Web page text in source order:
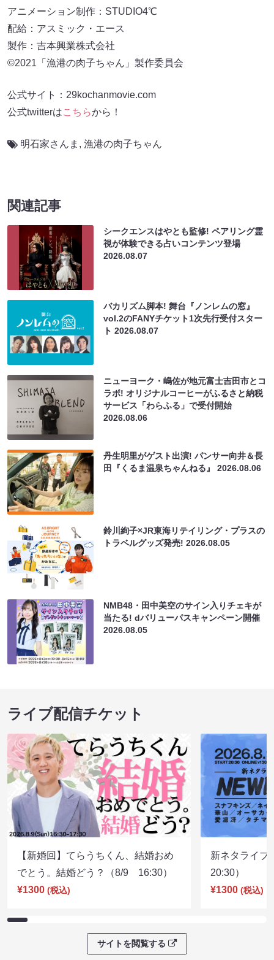
アニメーション制作：STUDIO4℃
配給：アスミック・エース
製作：吉本興業株式会社
©2021「漁港の肉子ちゃん」製作委員会
公式サイト：29kochanmovie.com
公式twitterはこちらから！
明石家さんま , 漁港の肉子ちゃん
関連記事
シークエンスはやとも監修! ペアリング霊
視が体験できる占いコンテンツ登場
2026.08.07
バカリズム脚本! 舞台『ノンレムの窓』
vol.2のFANYチケット1次先行受付スター
ト2026.08.07
ニューヨーク・嶋佐が地元富士吉田市とコ
ラボ! オリジナルコーヒーがふるさと納税
サービス「わらふる」で受付開始
2026.08.06
丹生明里がゲスト出演! パンサー向井＆長
田『くるま温泉ちゃんねる』2026.08.06
鈴川絢子×JR東海リテイリング・プラスの
トラベルグッズ発売!2026.08.05
NMB48・田中美空のサイン入りチェキが
当たる! dバリューパスキャンペーン開催
2026.08.05
ライブ配信チケット
【新婚回】てらうちくん、結婚おめ
でとう。結婚どう？（8/9 16:30）
¥1300 (税込)
新ネタライ
20:30）
¥1300 (税込)
サイトを閲覧する